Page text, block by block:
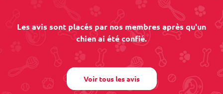
Les avis sont placés par nos membres après qu'un
chien ai été confié.
Voir tous les avis